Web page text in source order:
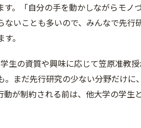
。「自分の手を動かしながらモノ
いことも多いので、みんなで先行
。
生の資質や興味に応じて笠原准教
まだ先行研究の少ない分野だけに
が制約される前は、他大学の学生